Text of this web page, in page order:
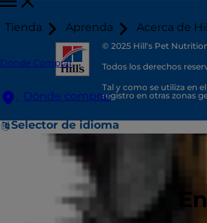
Tienda Aprenda Acerca de
Dónde Comprar
Dónde comprar
Selector de idioma
© 2025 Hill's Pet
Todos los derechos
Tal y como se utiliza en
registro en otras zonas